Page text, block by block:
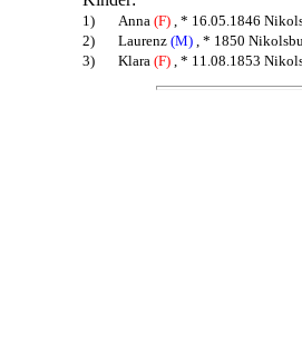
1) Anna (F) , * 16.05.1846
2)
Laurenz (M) , * 1850
3)
Klara (F) , * 11.08.1853